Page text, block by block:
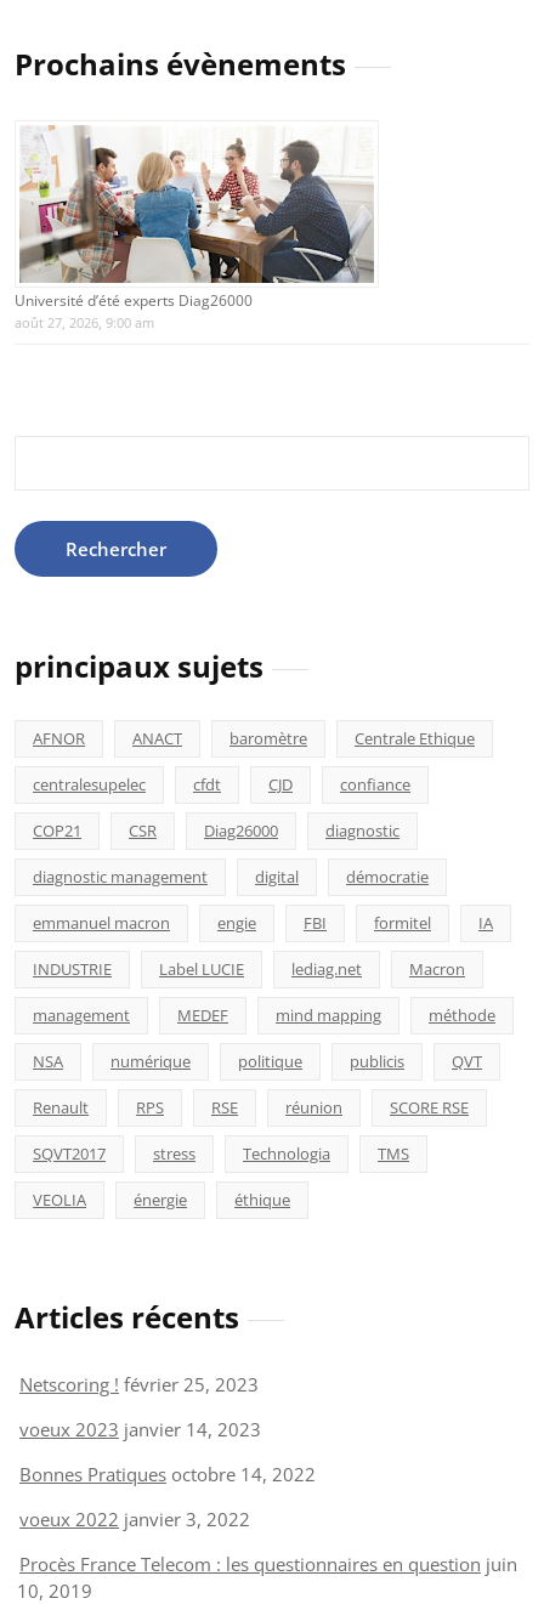
Prochains évènements
Université d’été experts Diag26000
août 27, 2026, 9:00 am
principaux sujets
AFNOR ANACT baromètre Centrale Ethique
centralesupelec cfdt CJD confiance
COP21 CSR Diag26000 diagnostic
diagnostic management digital démocratie
emmanuel macron engie FBI formitel IA
INDUSTRIE Label LUCIE lediag.net Macron
management MEDEF mind mapping méthode
NSA numérique politique publicis QVT
Renault RPS RSE réunion SCORE RSE
SQVT2017 stress Technologia TMS
VEOLIA énergie éthique
Articles récents
Netscoring ! février 25, 2023
voeux 2023 janvier 14, 2023
Bonnes Pratiques octobre 14, 2022
voeux 2022 janvier 3, 2022
Procès France Telecom : les questionnaires en question juin
10, 2019